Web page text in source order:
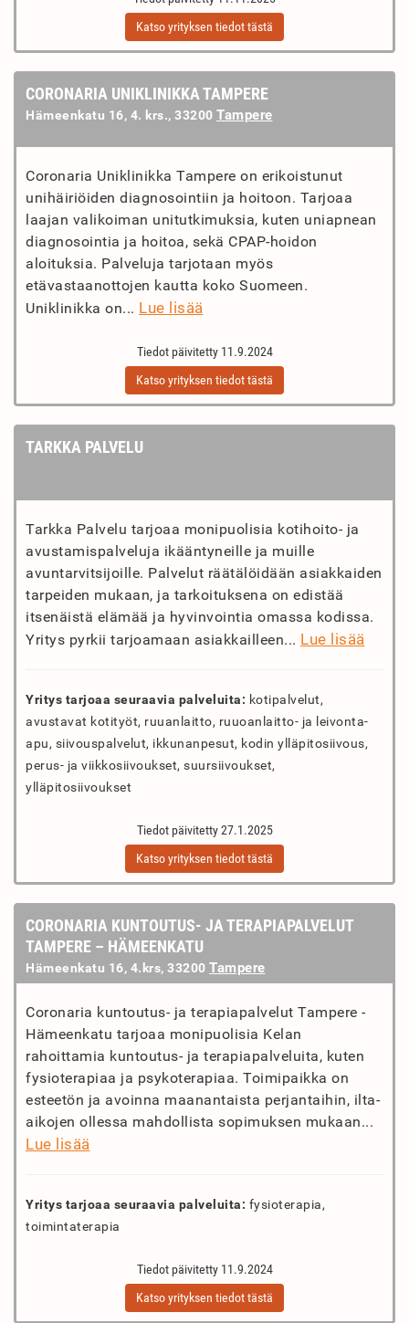
Katso yrityksen tiedot tästä
CORONARIA UNIKLINIKKA TAMPERE
Hämeenkatu 16, 4. krs., 33200 Tampere
Coronaria Uniklinikka Tampere on erikoistunut
unihäiriöiden diagnosointiin ja hoitoon. Tarjoaa
laajan valikoiman unitutkimuksia, kuten uniapnean
diagnosointia ja hoitoa, sekä CPAP-hoidon
aloituksia. Palveluja tarjotaan myös
etävastaanottojen kautta koko Suomeen.
Uniklinikka on... Lue lisää
Tiedot päivitetty 11.9.2024
Katso yrityksen tiedot tästä
TARKKA PALVELU
Tarkka Palvelu tarjoaa monipuolisia kotihoito- ja
avustamispalveluja ikääntyneille ja muille
avuntarvitsijoille. Palvelut räätälöidään asiakkaiden
tarpeiden mukaan, ja tarkoituksena on edistää
itsenäistä elämää ja hyvinvointia omassa kodissa.
Yritys pyrkii tarjoamaan asiakkailleen... Lue lisää
Yritys tarjoaa seuraavia palveluita: kotipalvelut,
avustavat kotityöt, ruuanlaitto, ruuoanlaitto- ja leivonta-
apu, siivouspalvelut, ikkunanpesut, kodin ylläpitosiivous,
perus- ja viikkosiivoukset, suursiivoukset,
ylläpitosiivoukset
Tiedot päivitetty 27.1.2025
Katso yrityksen tiedot tästä
CORONARIA KUNTOUTUS- JA TERAPIAPALVELUT
TAMPERE – HÄMEENKATU
Hämeenkatu 16, 4.krs, 33200 Tampere
Coronaria kuntoutus- ja terapiapalvelut Tampere -
Hämeenkatu tarjoaa monipuolisia Kelan
rahoittamia kuntoutus- ja terapiapalveluita, kuten
fysioterapiaa ja psykoterapiaa. Toimipaikka on
esteetön ja avoinna maanantaista perjantaihin, ilta-
aikojen ollessa mahdollista sopimuksen mukaan...
Lue lisää
Yritys tarjoaa seuraavia palveluita: fysioterapia,
toimintaterapia
Tiedot päivitetty 11.9.2024
Katso yrityksen tiedot tästä